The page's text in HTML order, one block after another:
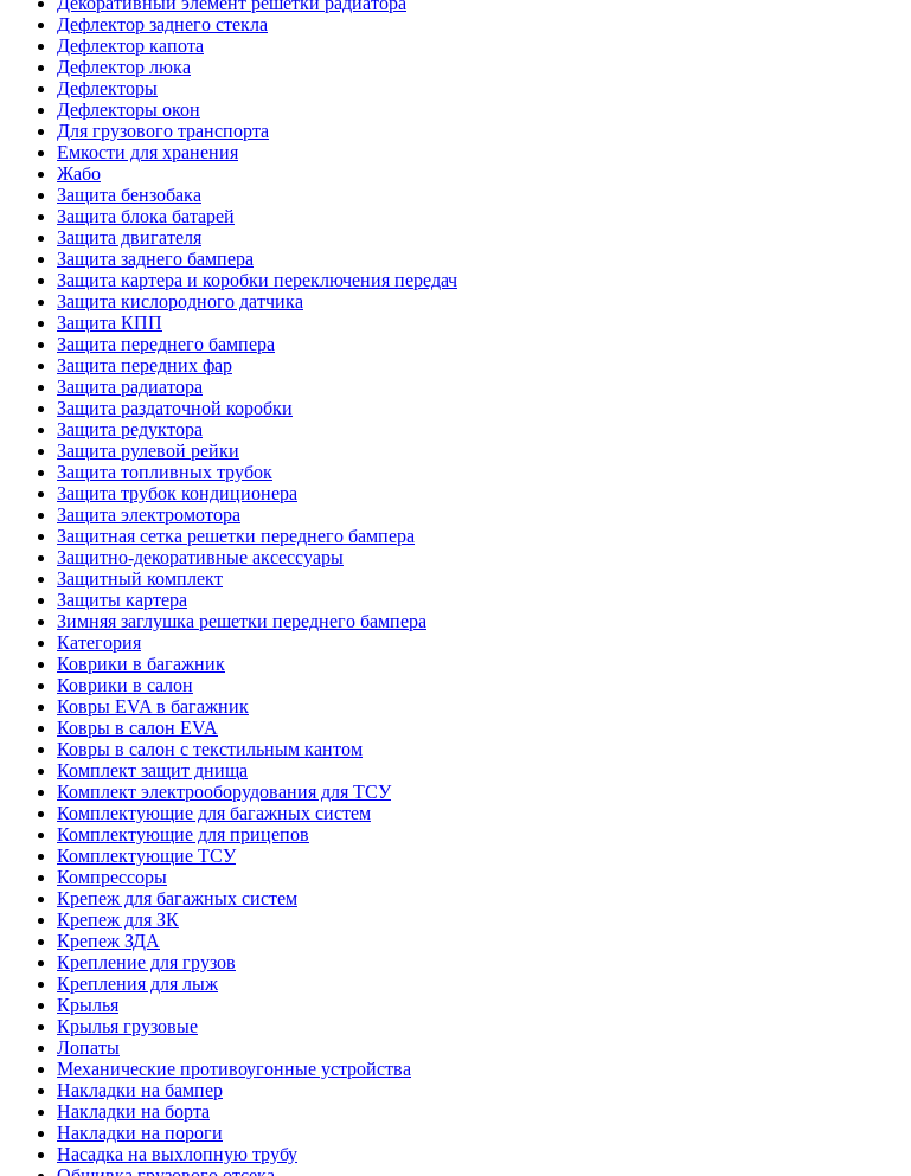
Дефлектор заднего стекла
Дефлектор капота
Дефлектор люка
Дефлекторы
Дефлекторы окон
Для грузового транспорта
Емкости для хранения
Жабо
Защита бензобака
Защита блока батарей
Защита двигателя
Защита заднего бампера
Защита картера и коробки переключения передач
Защита кислородного датчика
Защита КПП
Защита переднего бампера
Защита передних фар
Защита радиатора
Защита раздаточной коробки
Защита редуктора
Защита рулевой рейки
Защита топливных трубок
Защита трубок кондиционера
Защита электромотора
Защитная сетка решетки переднего бампера
Защитно-декоративные аксессуары
Защитный комплект
Защиты картера
Зимняя заглушка решетки переднего бампера
Категория
Коврики в багажник
Коврики в салон
Ковры EVA в багажник
Ковры в салон EVA
Ковры в салон с текстильным кантом
Комплект защит днища
Комплект электрооборудования для ТСУ
Комплектующие для багажных систем
Комплектующие для прицепов
Комплектующие ТСУ
Компрессоры
Крепеж для багажных систем
Крепеж для ЗК
Крепеж ЗДА
Крепление для грузов
Крепления для лыж
Крылья
Крылья грузовые
Лопаты
Механические противоугонные устройства
Накладки на бампер
Накладки на борта
Накладки на пороги
Насадка на выхлопную трубу